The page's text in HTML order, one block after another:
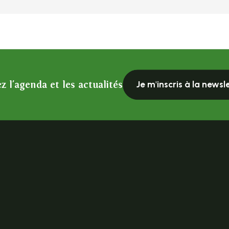
l'agenda et les actualités Je m'inscris à la